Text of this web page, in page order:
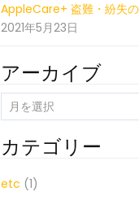
AppleCare+ 盗難・紛失
2021年5月23日
アーカイブ
ー
カ
イ
ブ
カテゴリー
etc (1)